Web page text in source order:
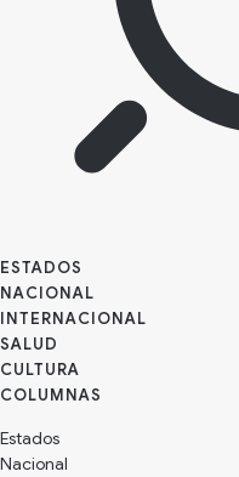
ESTADOS
NACIONAL
INTERNACIONAL
SALUD
CULTURA
Estados
Nacional